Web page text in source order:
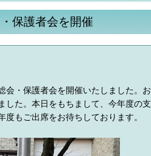
保護者会を開催
会・保護者会を開催いたしました。お
した。本日をもちまして、今年度の支
もご出席をお待ちしております。